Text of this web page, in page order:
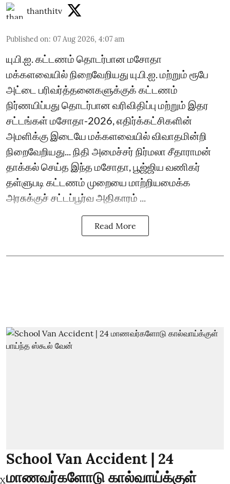
thanthitv
Published on: 07 Aug 2026, 4:07 am
யு.பி.ஐ. கட்டணம் தொடர்பான மசோதா
மக்களவையில் நிறைவேறியது யு.பி.ஐ. மற்றும் ரூபே
அட்டை பரிவர்த்தனைகளுக்குக் கட்டணம்
நிர்ணயிப்பது தொடர்பான வரிவிதிப்பு மற்றும் இதர
சட்டங்கள் மசோதா-2026, எதிர்க்கட்சிகளின்
அமளிக்கு இடையே மக்களவையில் விவாதமின்றி
நிறைவேறியது... நிதி அமைச்சர் நிர்மலா சீதாராமன்
தாக்கல் செய்த இந்த மசோதா, பூஜ்ஜிய வணிகர்
தள்ளுபடி கட்டணம் முறையை மாற்றியமைக்க
அரசுக்குச் சட்டப்பூர்வ அதிகாரம் ...
Read More
School Van Accident | 24
மாணவர்களோடு கால்வாய்க்குள்
X